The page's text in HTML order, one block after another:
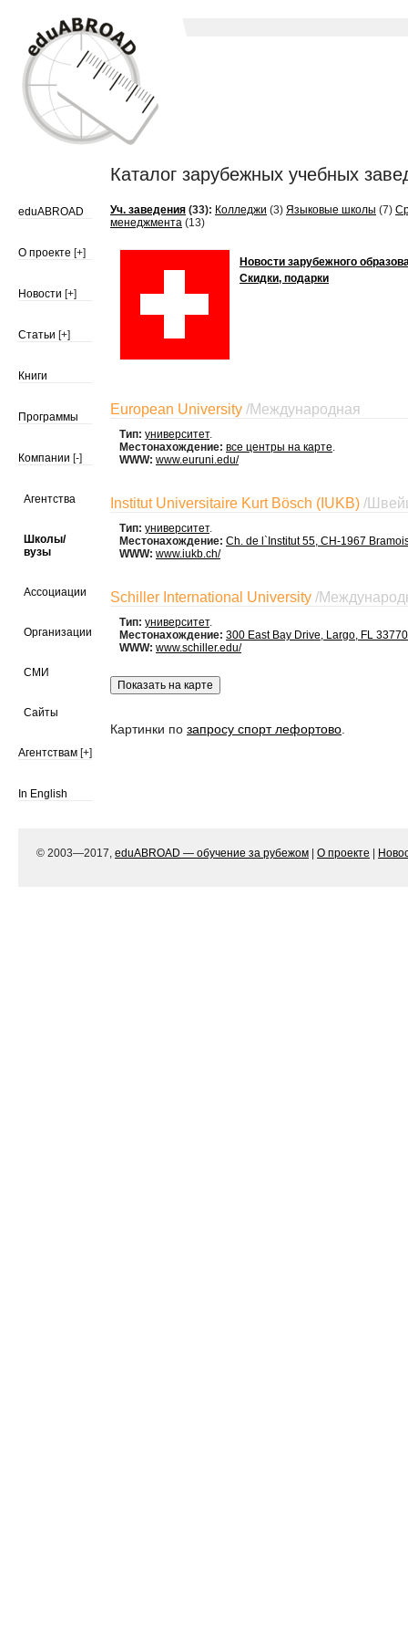
Каталог зарубежных учебных
eduABROAD
О проекте [+]
Новости [+]
Статьи [+]
Книги
Программы
Компании [-]
Агентства
Школы/
вузы
Ассоциации
Организации
СМИ
Сайты
Агентствам [+]
In English
Уч. заведения (33): Колледжи (3) Языковые школы (7)
менеджмента (13)
Новости зарубежного
Скидки, подарки
European University /Международная
Тип: университет.
Местонахождение: все центры на карте.
WWW: www.euruni.edu/
Institut Universitaire Kurt Bösch (IUKB) /
Тип: университет.
Местонахождение: Ch. de l`Institut 55, CH-1967
WWW: www.iukb.ch/
Schiller International University /
Тип: университет.
Местонахождение: 300 East Bay Drive, Largo, FL
WWW: www.schiller.edu/
Картинки по запросу спорт лефортово
© 2003—2017, eduABROAD — обучение за рубежом О проекте